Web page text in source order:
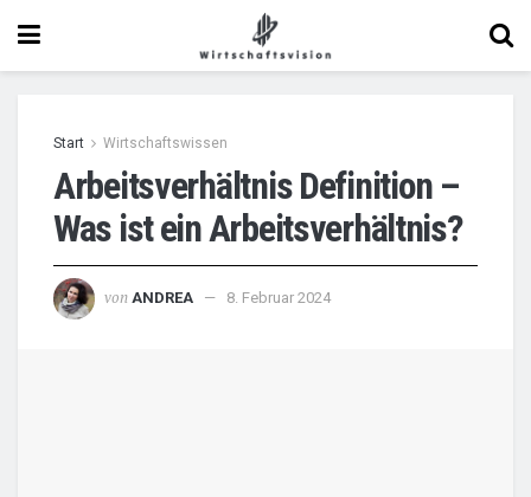
Start Wirtschaftswissen
Arbeitsverhältnis Definition –
Was ist ein Arbeitsverhältnis?
von ANDREA 8. Februar 2024